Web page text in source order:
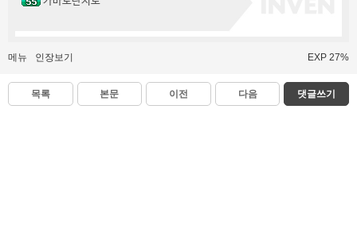
메뉴 인장보기 EXP 27%
목록 본문 이전 다음 댓글쓰기